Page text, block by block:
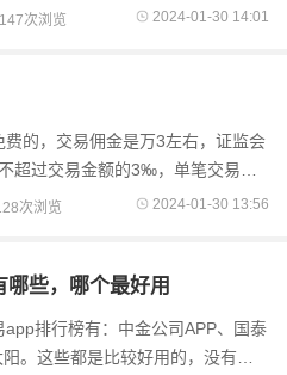
都是差不多的，想要低手续费，
次浏览 2024-01-30 14:01
的，交易佣金是万3左右，证监会
超过交易金额的3‰，单笔交易佣
的券商平台佣金收费的标准可能
次浏览 2024-01-30 13:56
些，哪个最好用
排行榜有：中金公司APP、国泰
。这些都是比较好用的，没有哪